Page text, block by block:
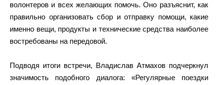
волонтеров и всех желающих помочь. Оно разъяснит, как
правильно организовать сбор и отправку помощи, какие
именно вещи, продукты и технические средства наиболее
востребованы на передовой.
Подводя итоги встречи, Владислав Атмахов подчеркнул
значимость подобного диалога: «Регулярные поездки